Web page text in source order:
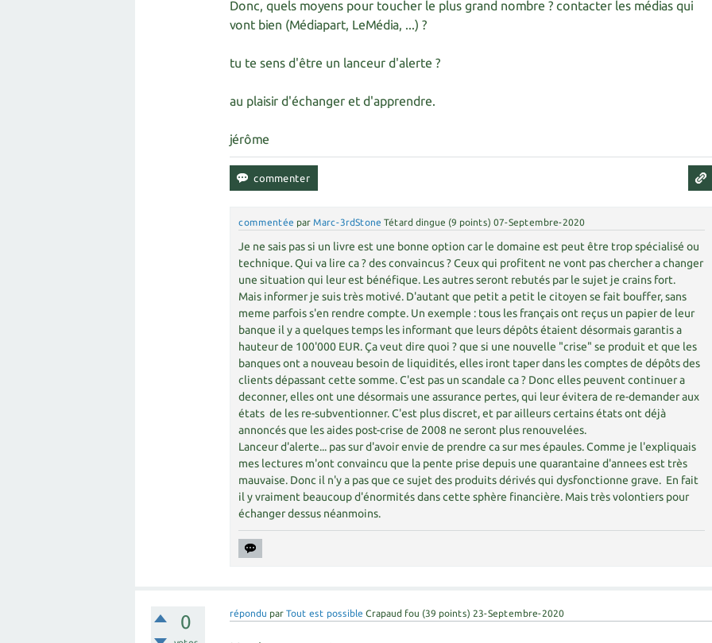
Donc, quels moyens pour toucher le plus grand nombre ? contacter les médias qui
vont bien (Médiapart, LeMédia, ...) ?
tu te sens d'être un lanceur d'alerte ?
au plaisir d'échanger et d'apprendre.
jérôme
commentée parMarc-3rdStone Tétard dingue (9 points) 07-Septembre-2020
Je ne sais pas si un livre est une bonne option car le domaine est peut être trop spécialisé ou
technique. Qui va lire ca ? des convaincus ? Ceux qui profitent ne vont pas chercher a changer
une situation qui leur est bénéfique. Les autres seront rebutés par le sujet je crains fort.
Mais informer je suis très motivé. D'autant que petit a petit le citoyen se fait bouffer, sans
meme parfois s'en rendre compte. Un exemple : tous les français ont reçus un papier de leur
banque il y a quelques temps les informant que leurs dépôts étaient désormais garantis a
hauteur de 100'000 EUR. Ça veut dire quoi ? que si une nouvelle "crise" se produit et que les
banques ont a nouveau besoin de liquidités, elles iront taper dans les comptes de dépôts des
clients dépassant cette somme. C'est pas un scandale ca ? Donc elles peuvent continuer a
deconner, elles ont une désormais une assurance pertes, qui leur évitera de re-demander aux
états de les re-subventionner. C'est plus discret, et par ailleurs certains états ont déjà
annoncés que les aides post-crise de 2008 ne seront plus renouvelées.
Lanceur d'alerte... pas sur d'avoir envie de prendre ca sur mes épaules. Comme je l'expliquais
mes lectures m'ont convaincu que la pente prise depuis une quarantaine d'annees est très
mauvaise. Donc il n'y a pas que ce sujet des produits dérivés qui dysfonctionne grave. En fait
il y vraiment beaucoup d'énormités dans cette sphère financière. Mais très volontiers pour
échanger dessus néanmoins.
0 répondu parTout est possible Crapaud fou (39 points) 23-Septembre-2020